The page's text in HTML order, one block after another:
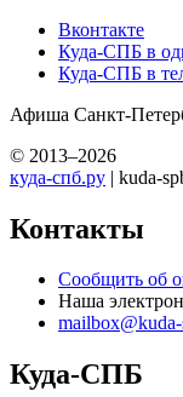
Вконтакте
Куда-СПБ в
Куда-СПБ в
Афиша Санкт-
© 2013–2026
куда-спб.ру | kuda-
Контакты
Сообщить об
Наша
Куда-СПБ